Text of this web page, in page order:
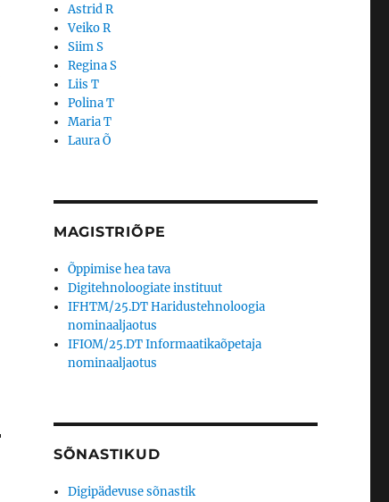
Astrid R
Veiko R
Siim S
Regina S
Liis T
Polina T
Maria T
Laura Õ
MAGISTRIÕPE
Õppimise hea tava
Digitehnoloogiate instituut
IFHTM/25.DT Haridustehnoloogia
nominaaljaotus
IFIOM/25.DT Informaatikaõpetaja
nominaaljaotus
SÕNASTIKUD
Digipädevuse sõnastik